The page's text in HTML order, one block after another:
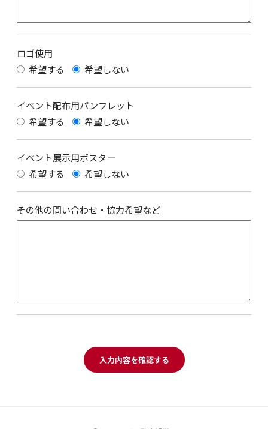
ロゴ使用
希望する
希望しない
イベント配布用パンフレット
希望する
希望しない
イベント展示用ポスター
希望する
希望しない
その他の問い合わせ・協力希望など
入力内容を確認する